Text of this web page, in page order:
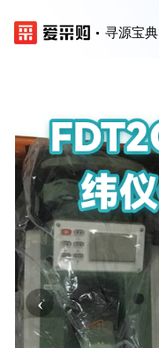
寻源宝典
‹